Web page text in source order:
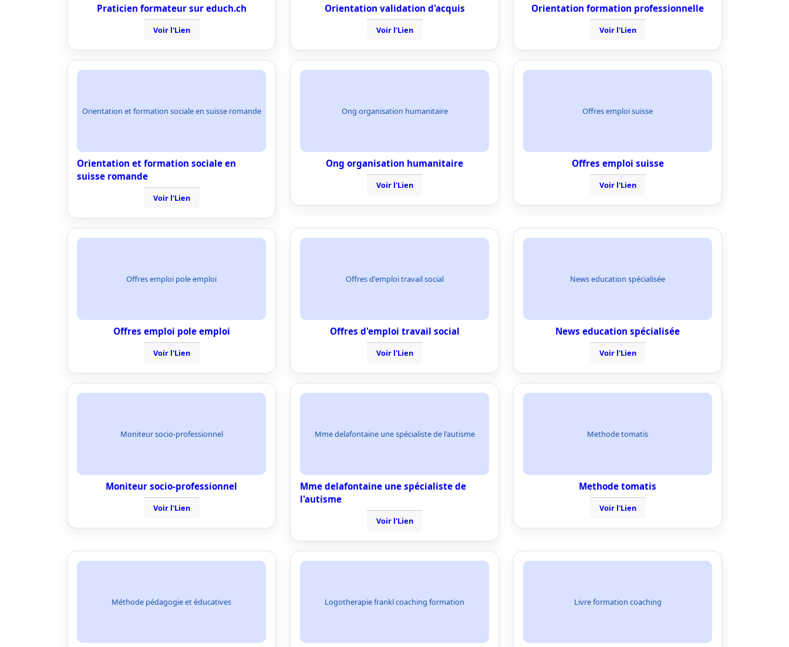
Praticien formateur sur educh.ch
Voir l'Lien
Orientation validation d'acquis
Voir l'Lien
Orientation formation professionnelle
Voir l'Lien
Orientation et formation sociale en suisse romande
Orientation et formation sociale en
suisse romande
Voir l'Lien
Ong organisation humanitaire
Ong organisation humanitaire
Voir l'Lien
Offres emploi suisse
Offres emploi suisse
Voir l'Lien
Offres emploi pole emploi
Offres emploi pole emploi
Voir l'Lien
Offres d'emploi travail social
Offres d'emploi travail social
Voir l'Lien
News education spécialisée
News education spécialisée
Voir l'Lien
Moniteur socio-professionnel
Moniteur socio-professionnel
Voir l'Lien
Mme delafontaine une spécialiste de l'autisme
Mme delafontaine une spécialiste de
l'autisme
Voir l'Lien
Methode tomatis
Methode tomatis
Voir l'Lien
Méthode pédagogie et éducatives Logotherapie frankl coaching formation Livre formation coaching